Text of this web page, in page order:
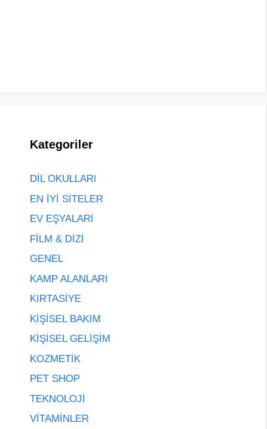
Kategoriler
DİL OKULLARI
EN İYİ SİTELER
EV EŞYALARI
FİLM & DİZİ
GENEL
KAMP ALANLARI
KIRTASİYE
KİŞİSEL BAKIM
KİŞİSEL GELİŞİM
KOZMETİK
PET SHOP
TEKNOLOJİ
VİTAMİNLER